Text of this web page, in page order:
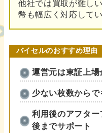
他社では買取が難し
幣も幅広く対応してい
バイセルのおすすめ理由
運営元は東証上
少ない枚数から
利用後のアフタ
後までサポート